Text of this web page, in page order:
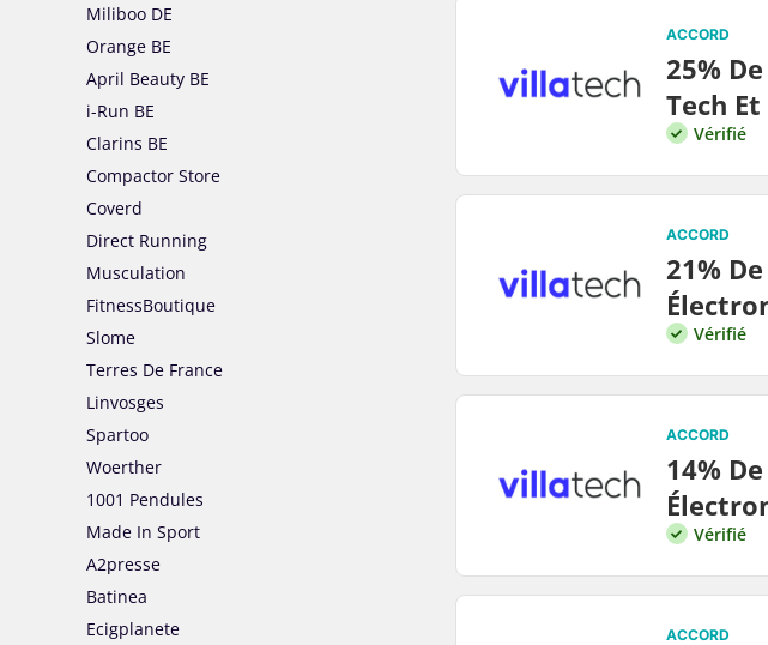
Miliboo DE
Orange BE
April Beauty BE
i-Run BE
Clarins BE
Compactor Store
Coverd
Direct Running
Musculation
FitnessBoutique
Slome
Terres De France
Linvosges
Spartoo
Woerther
1001 Pendules
Made In Sport
A2presse
Batinea
Ecigplanete
ACCORD
25%
Tech
Vérifié
ACCORD
21%
Vérifié
ACCORD
14%
Vérifié
ACCORD